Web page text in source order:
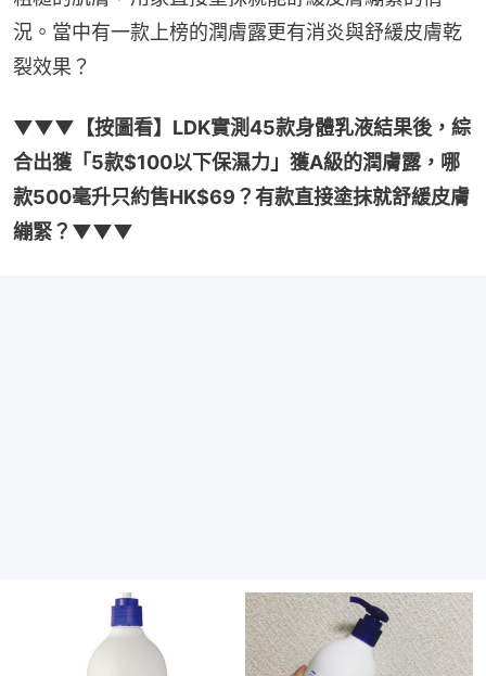
況。當中有一款上榜的潤膚露更有消炎與舒緩皮膚乾
裂效果？
▼▼▼【按圖看】LDK實測45款身體乳液結果後，綜
合出獲「5款$100以下保濕力」獲A級的潤膚露，哪
款500毫升只約售HK$69？有款直接塗抹就舒緩皮膚
繃緊？▼▼▼